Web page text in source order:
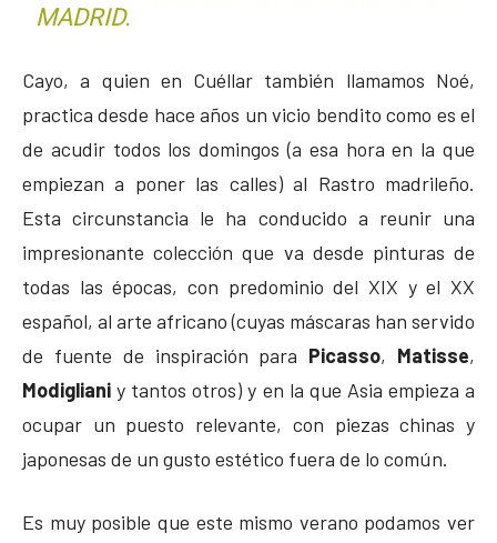
MADRID.
Cayo, a quien en Cuéllar también llamamos Noé,
practica desde hace años un vicio bendito como es el
de acudir todos los domingos (a esa hora en la que
empiezan a poner las calles) al Rastro madrileño.
Esta circunstancia le ha conducido a reunir una
impresionante colección que va desde pinturas de
todas las épocas, con predominio del XIX y el XX
español, al arte africano (cuyas máscaras han servido
de fuente de inspiración para Picasso, Matisse,
Modigliani y tantos otros) y en la que Asia empieza a
ocupar un puesto relevante, con piezas chinas y
japonesas de un gusto estético fuera de lo común.
Es muy posible que este mismo verano podamos ver